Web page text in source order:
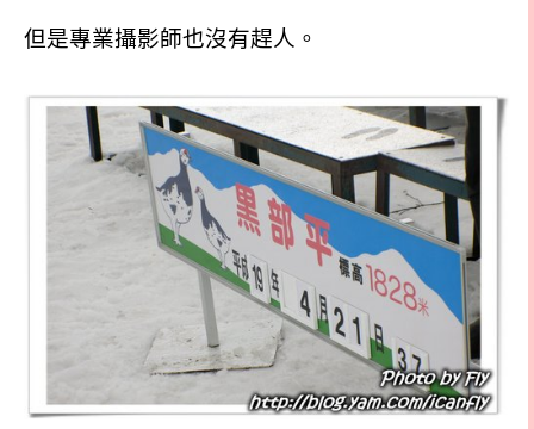
但是專業攝影師也沒有趕人。